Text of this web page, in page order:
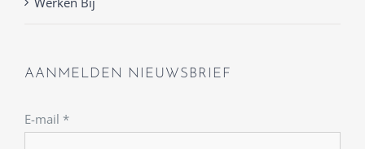
AANMELDEN NIEUWSBRIEF
E-mail *